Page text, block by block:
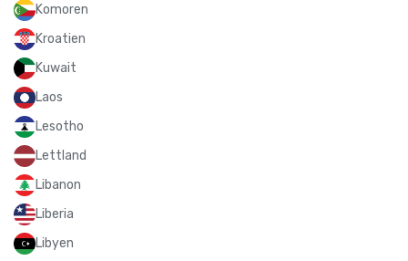
Komoren
Kroatien
Kuwait
Laos
Lesotho
Lettland
Libanon
Liberia
Libyen